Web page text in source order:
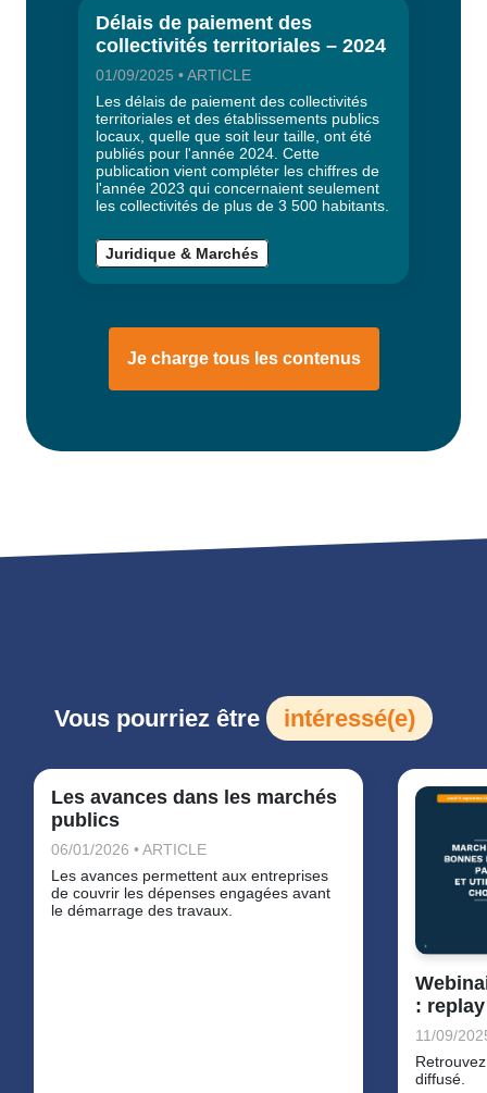
Délais de paiement des
collectivités territoriales – 2024
01/09/2025 • ARTICLE
Les délais de paiement des collectivités
territoriales et des établissements publics
locaux, quelle que soit leur taille, ont été
publiés pour l'année 2024. Cette
publication vient compléter les chiffres de
l'année 2023 qui concernaient seulement
les collectivités de plus de 3 500 habitants.
Juridique & Marchés
Je charge tous les contenus
Vous pourriez être intéressé(e)
Les avances dans les marchés
publics
06/01/2026 • ARTICLE
Les avances permettent aux entreprises
de couvrir les dépenses engagées avant
le démarrage des travaux.
:
11/09/
diffusé.